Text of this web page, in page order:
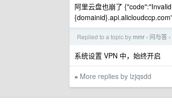
阿里云盘也崩了
Replied to a topic by mmr › 问与答 ›
系统设置 VPN 中，始终开启
» More replies by lzjqsdd